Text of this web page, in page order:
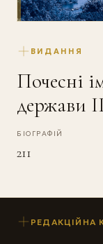
ВИДАННЯ
Почесні
держави
БІОГРАФІЙ
211
РЕДАКЦІЙНА